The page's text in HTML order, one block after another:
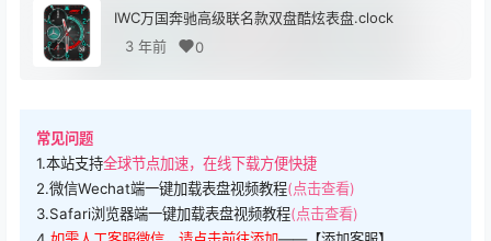
IWC万国奔驰高级联名款双盘酷炫表盘.clock
3 年前
0
常见问题
1.本站支持全球节点加速，在线下载方便快捷
2.微信Wechat端一键加载表盘视频教程(点击查看)
3.Safari浏览器端一键加载表盘视频教程(点击查看)